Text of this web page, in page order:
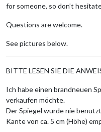
for someone, so don’t
Questions are welcome.
See pictures below.
BITTE LESEN SIE DIE
Ich habe einen brandneuen
verkaufen möchte.
Der Spiegel wurde nie
Kante von ca. 5 cm (Höhe)